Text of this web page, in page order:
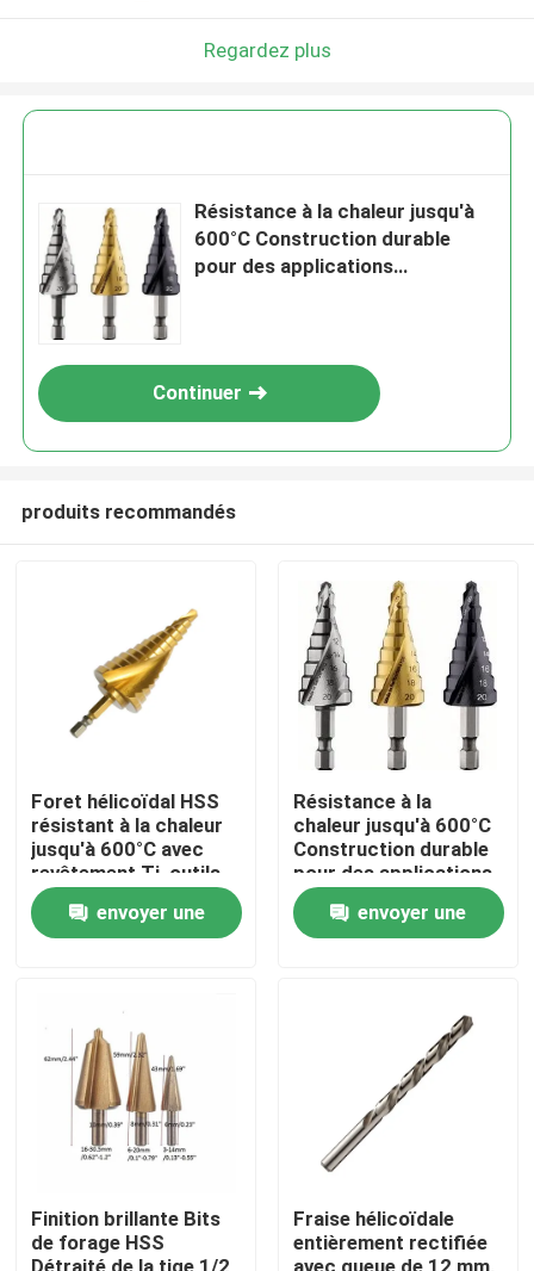
Maison
Au sujet de nous
Regardez plus
Résistance à la chaleur jusqu'à
600°C Construction durable
pour des applications
Continuer
produits recommandés
Foret hélicoïdal HSS
résistant à la chaleur
jusqu'à 600°C avec
revêtement Ti, outils
de perçage adaptés
pour métal, bois et
plastique
envoyer une
Résistance à la
chaleur jusqu'à 600°C
Construction durable
pour des applications
industrielles de longue
durée envoyer une
Finition brillante Bits
de forage HSS
Fraise hélicoïdale
entièrement rectifiée